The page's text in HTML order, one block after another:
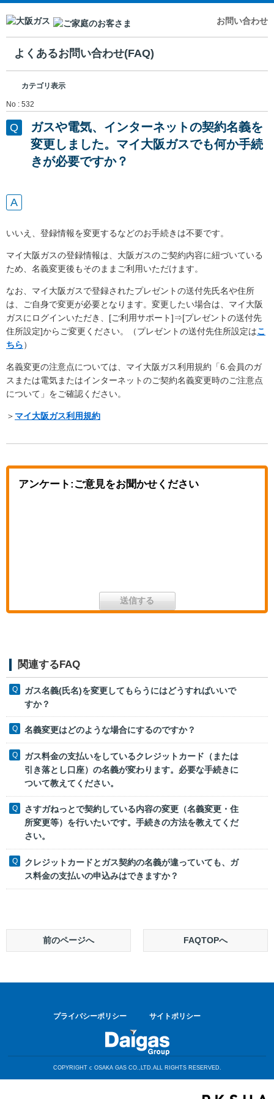
お問い合わせ
よくあるお問い合わせ(FAQ)
カテゴリ表示
No : 532
ガスや電気、インターネットの契約名義を
変更しました。マイ大阪ガスでも何か手続
きが必要ですか？
いいえ、登録情報を変更するなどのお手続きは不要です。
マイ大阪ガスの登録情報は、大阪ガスのご契約内容に紐づいている
ため、名義変更後もそのままご利用いただけます。
なお、マイ大阪ガスで登録されたプレゼントの送付先氏名や住所
は、ご自身で変更が必要となります。変更したい場合は、マイ大阪
ガスにログインいただき、[ご利用サポート]⇒[プレゼントの送付先
住所設定]からご変更ください。（プレゼントの送付先住所設定はこ
ちら）
名義変更の注意点については、マイ大阪ガス利用規約「6.会員のガ
スまたは電気またはインターネットのご契約名義変更時のご注意点
について」をご確認ください。
＞ マイ大阪ガス利用規約
アンケート:ご意見をお聞かせください
関連するFAQ
ガス名義(氏名)を変更してもらうにはどうすればいいで
すか？
名義変更はどのような場合にするのですか？
ガス料金の支払いをしているクレジットカード（または
引き落とし口座）の名義が変わります。必要な手続きに
ついて教えてください。
さすガねっとで契約している内容の変更（名義変更・住
所変更等）を行いたいです。手続きの方法を教えてくだ
さい。
クレジットカードとガス契約の名義が違っていても、ガ
ス料金の支払いの申込みはできますか？
前のページへ FAQTOPへ
プライバシーポリシー サイトポリシー
COPYRIGHT c OSAKA GAS CO.,LTD.ALL RIGHTS RESERVED.